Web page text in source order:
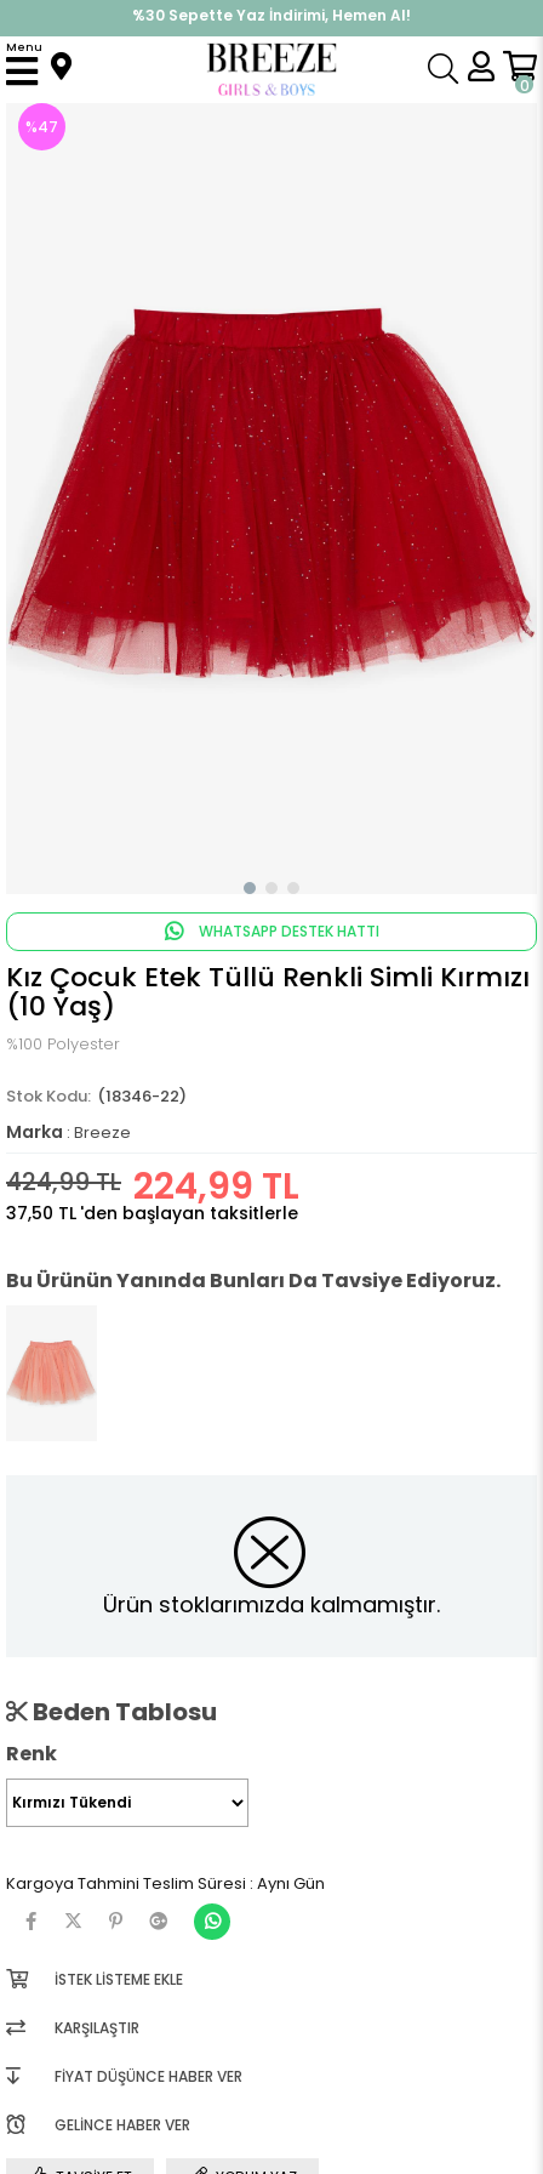
%30 Sepette Yaz İndirimi, Hemen Al!
İndirimlere ek %10 İndirimi Kap, Hemen Üye Ol!
0
Menu
Anasayfa Alt Giyim Etek
%47
WHATSAPP DESTEK HATTI
Kız Çocuk Etek Tüllü Renkli Simli Kırmızı
(10 Yaş)
%100 Polyester
(18346-22)
Marka : Breeze
424,99 TL 224,99 TL
37,50 TL 'den başlayan taksitlerle
Bu Ürünün Yanında Bunları Da Tavsiye Ediyoruz.
Ürün stoklarımızda kalmamıştır.
Beden Tablosu
Renk
Kargoya Tahmini Teslim Süresi : Aynı Gün
İSTEK LISTEME EKLE
KARŞILAŞTIR
FIYAT DÜŞÜNCE HABER VER
GELINCE HABER VER